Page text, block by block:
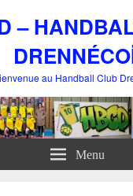
–
au Handball Club
Menu